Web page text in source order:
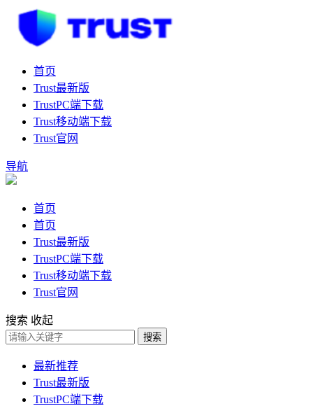
首页
Trust最新版
TrustPC端下载
Trust移动端下载
Trust官网
导航
首页
首页
Trust最新版
TrustPC端下载
Trust移动端下载
Trust官网
搜索 收起
搜索
最新推荐
Trust最新版
TrustPC端下载